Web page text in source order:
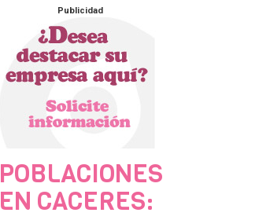
Publicidad
POBLACIONES
EN CACERES: